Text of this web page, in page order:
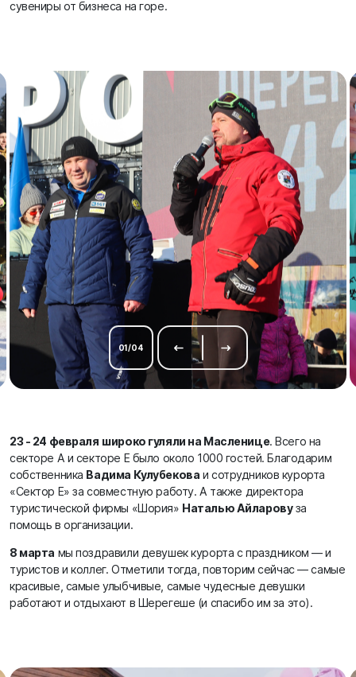
сувениры от бизнеса на горе.
01/04
23 - 24 февраля широко гуляли на Масленице. Всего на
секторе А и секторе Е было около 1000 гостей. Благодарим
собственника Вадима Кулубекова и сотрудников курорта
«Сектор Е» за совместную работу. А также директора
туристической фирмы «Шория» Наталью Айларовуза
помощь в организации.
8 марта мы поздравили девушек курорта с праздником — и
туристов и коллег. Отметили тогда, повторим сейчас — самые
красивые, самые улыбчивые, самые чудесные девушки
работают и отдыхают в Шерегеше (и спасибо им за это).